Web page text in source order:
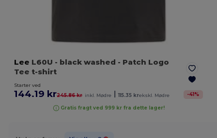
Lee L60U - black washed - Patch Logo
Tee t-shirt
Starter ved
144.19 kr245.86 kr inkl. Mødre | 115.35 krekskl. Mødre -41 %
Gratis fragt ved 999 kr fra dette lager!